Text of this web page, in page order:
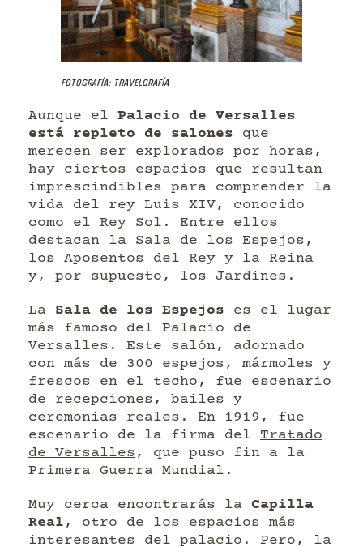
Fotografía: Travelgrafía
Aunque el Palacio de Versalles
está repleto de salones que
merecen ser explorados por horas,
hay ciertos espacios que resultan
imprescindibles para comprender la
vida del rey Luis XIV, conocido
como el Rey Sol. Entre ellos
destacan la Sala de los Espejos,
los Aposentos del Rey y la Reina
y, por supuesto, los Jardines.
La Sala de los Espejos es el lugar
más famoso del Palacio de
Versalles. Este salón, adornado
con más de 300 espejos, mármoles y
frescos en el techo, fue escenario
de recepciones, bailes y
ceremonias reales. En 1919, fue
escenario de la firma del Tratado
de Versalles , que puso fin a la
Primera Guerra Mundial.
Muy cerca encontrarás la Capilla
Real , otro de los espacios más
interesantes del palacio. Pero, la